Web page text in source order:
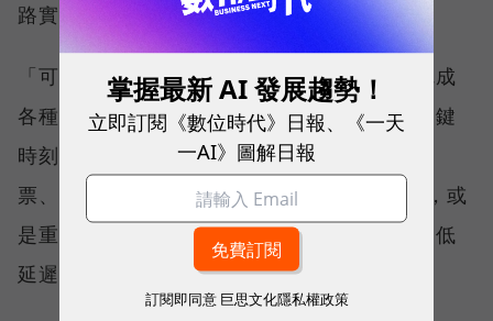
路實力、最難取得的獎項。
「可靠性體驗」衡量的是使用者是否能順利完成
各種數位應用，因此，考驗的是網路服務在關鍵
時刻不中斷的能力。例如，搶購熱門演唱會門
票、秒殺限量商品、超商結帳掃描 QR Code，或
是重要的線上會議，都需要網路能即時回應、低
延遲且持續運作。
掌握最新 AI 發展趨勢！
立即訂閱《數位時代》日報、《一天
一AI》圖解日報
訂閱即同意 巨思文化隱私權政策